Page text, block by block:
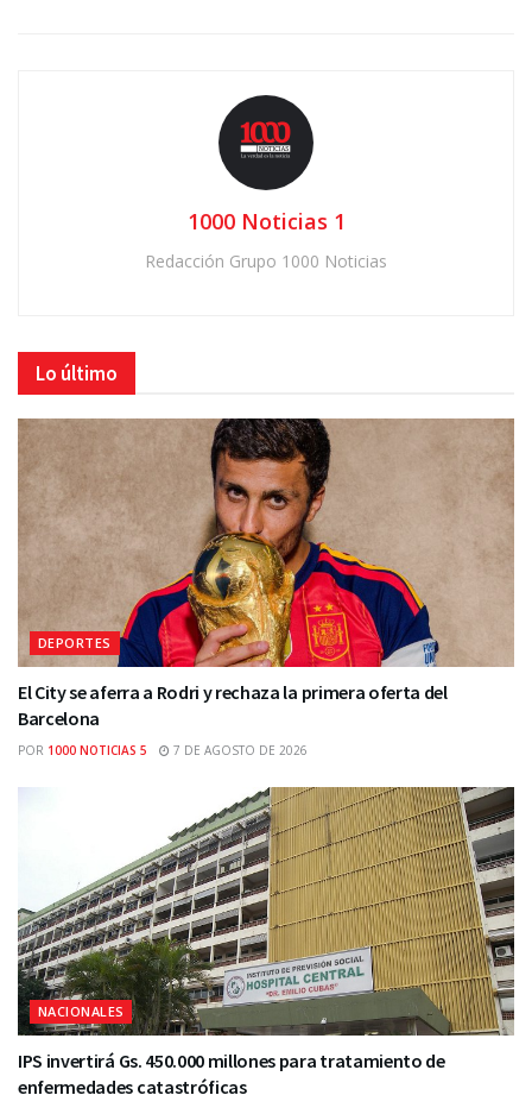
1000 Noticias 1
Redacción Grupo 1000 Noticias
Lo último
DEPORTES
El City se aferra a Rodri y rechaza la primera oferta del
Barcelona
POR 1000 NOTICIAS 5 7 DE AGOSTO DE 2026
NACIONALES
IPS invertirá Gs. 450.000 millones para tratamiento de
enfermedades catastróficas